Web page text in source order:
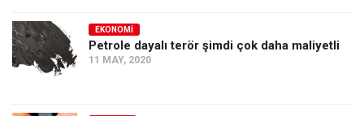
EKONOMI
Petrole dayalı terör şimdi çok daha maliyetli
11 MAY, 2020